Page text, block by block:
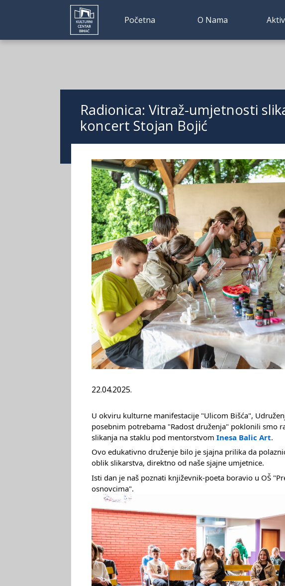
Početna O Nama
Radionica: Vitraž-umjetnosti
koncert Stojan Bojić
22.04.2025.
U okviru kulturne manifestacije "Ulicom Bišća",
posebnim potrebama "Radost druženja" poklonili smo
slikanja na staklu pod mentorstvomInesa Balic Art.
Ovo edukativno druženje bilo je sjajna prilika da
oblik slikarstva, direktno od naše sjajne umjetnice.
Isti dan je naš poznati književnik-poeta boravio u OŠ
osnovcima".